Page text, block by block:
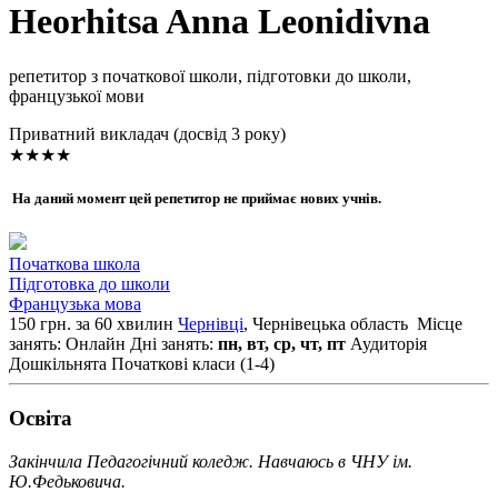
Heorhitsa Anna Leonidivna
репетитор з початкової школи, підготовки до школи,
французької мови
Приватний викладач (досвід 3 року)
★★★★
На даний момент цей репетитор не приймає нових учнів.
Початкова школа
Підготовка до школи
Французька мова
150 грн. за 60 хвилин Чернівці, Чернівецька область Місце
занять: Онлайн Дні занять: пн, вт, ср, чт, пт Аудиторія
Дошкільнята Початкові класи (1-4)
Освiта
Закінчила Педагогічний коледж. Навчаюсь в ЧНУ ім.
Ю.Федьковича.